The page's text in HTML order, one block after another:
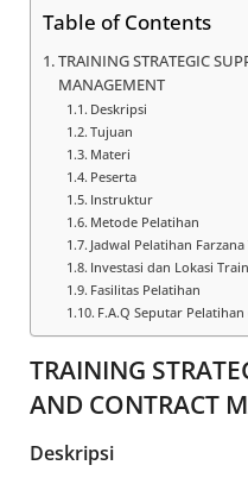
Table of Contents
TRAINING STRATEGIC
MANAGEMENT
Deskripsi
Tujuan
Materi
Peserta
Instruktur
Metode Pelatihan
Jadwal Pelatihan
Investasi dan Lokasi
Fasilitas Pelatihan
F.A.Q Seputar
TRAINING
AND CONTRACT
Deskripsi